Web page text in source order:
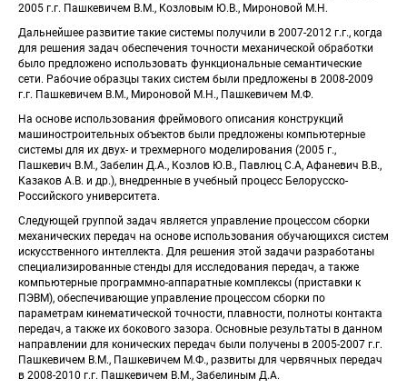
2005 г.г. Пашкевичем В.М., Козловым Ю.В., Мироновой М.Н.
Дальнейшее развитие такие системы получили в 2007-2012 г.г., когда
для решения задач обеспечения точности механической обработки
было предложено использовать функциональные семантические
сети. Рабочие образцы таких систем были предложены в 2008-2009
г.г. Пашкевичем В.М., Мироновой М.Н., Пашкевичем М.Ф.
На основе использования фреймового описания конструкций
машиностроительных объектов были предложены компьютерные
системы для их двух- и трехмерного моделирования (2005 г.,
Пашкевич В.М., Забелин Д.А., Козлов Ю.В., Павлюц С.А, Афаневич В.В.,
Казаков А.В. и др.), внедренные в учебный процесс Белорусско-
Российского университета.
Следующей группой задач является управление процессом сборки
механических передач на основе использования обучающихся систем
искусственного интеллекта. Для решения этой задачи разработаны
специализированные стенды для исследования передач, а также
компьютерные программно-аппаратные комплексы (приставки к
ПЭВМ), обеспечивающие управление процессом сборки по
параметрам кинематической точности, плавности, полноты контакта
передач, а также их бокового зазора. Основные результаты в данном
направлении для конических передач были получены в 2005-2007 г.г.
Пашкевичем В.М., Пашкевичем М.Ф., развиты для червячных передач
в 2008-2010 г.г. Пашкевичем В.М., Забелиным Д.А.